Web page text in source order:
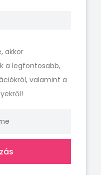
akkor
a legfontosabb,
valamint a